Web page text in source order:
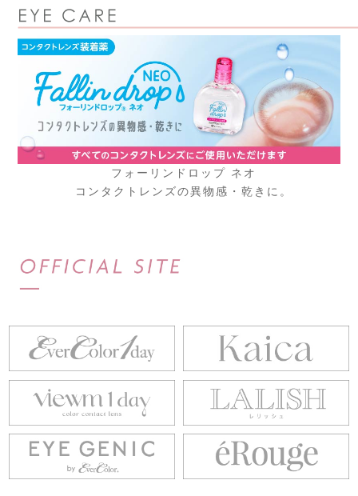
フォーリンドロップ ネオ
コンタクトレンズの異物感・乾きに。